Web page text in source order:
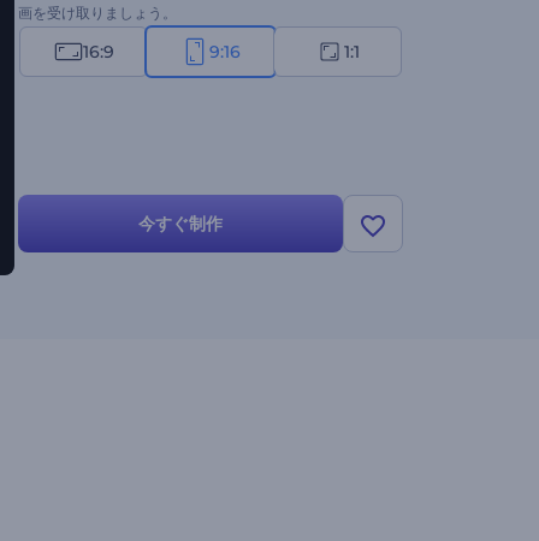
画を受け取りましょう。
16:9 9:16 1:1
今すぐ制作